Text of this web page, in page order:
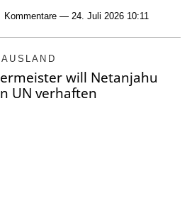
Kommentare — 24. Juli 2026 10:11
AUSLAND
will Netanjahu
UN verhaften